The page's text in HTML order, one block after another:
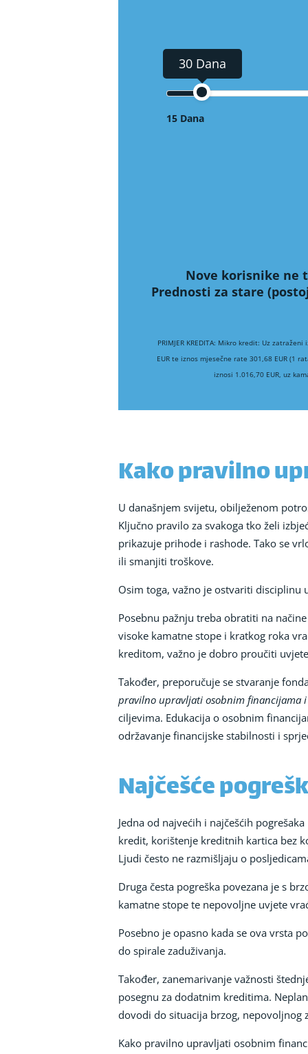
30 Dana
15 Dana
Nove korisnike ne
Prednosti za stare
PRIMJER KREDITA: Mikro kredit: Uz
EUR te iznos mjesečne rate 301,68 EUR (1
iznosi 1.016,70 EUR, uz
Kako pravilno
U današnjem svijetu, obilježenom
Ključno pravilo za svakoga tko želi
prikazuje prihode i rashode. Tako se
ili smanjiti troškove.
Osim toga, važno je ostvariti
Posebnu pažnju treba obratiti na
visoke kamatne stope i kratkog roka
kreditom, važno je dobro proučiti
Također, preporučuje se stvaranje
pravilno upravljati osobnim financijama
ciljevima. Edukacija o osobnim
održavanje financijske stabilnosti i
Najčešće
Jedna od najvećih i najčešćih
kredit, korištenje kreditnih kartica bez
Ljudi često ne razmišljaju o
Druga česta pogreška povezana je s
kamatne stope te nepovoljne uvjete
Posebno je opasno kada se ova vrsta
do spirale zaduživanja.
Također, zanemarivanje važnosti
posegnu za dodatnim kreditima.
dovodi do situacija brzog, nepovoljnog
Kako pravilno upravljati osobnim